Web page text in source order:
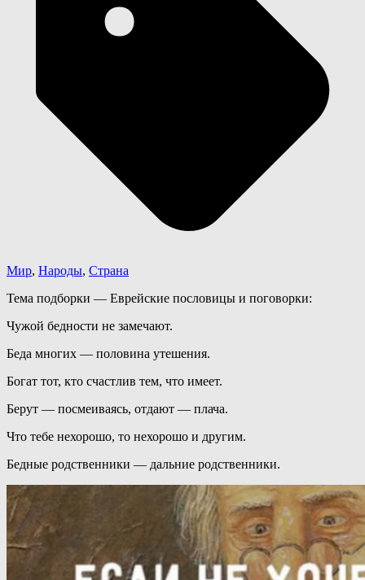
Мир, Народы, Страна
Тема подборки — Еврейские пословицы и поговорки:
Чужой бедности не замечают.
Беда многих — половина утешения.
Богат тот, кто счастлив тем, что имеет.
Берут — посмеиваясь, отдают — плача.
Что тебе нехорошо, то нехорошо и другим.
Бедные родственники — дальние родственники.